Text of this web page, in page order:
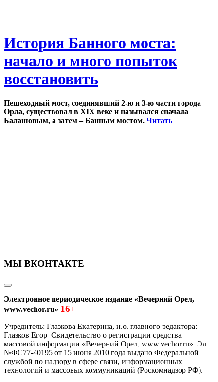
История Банного моста:
начало и много попыток
восстановить
Пешеходный мост, соединявший 2-ю и 3-ю части города
Орла, существовал в XIX веке и назывался сначала
Балашовым, а затем – Банным мостом. Читать
МЫ ВКОНТАКТЕ
Электронное периодическое издание «Вечерний Орел,
www.vechor.ru» 16+
Учредитель: Глазкова Екатерина, и.о. главного редактора:
Глазков Егор Свидетельство о регистрации средства
массовой информации «Вечерний Орел, www.vechor.ru» Эл
№ФС77-40195 от 15 июня 2010 года выдано Федеральной
службой по надзору в сфере связи, информационных
технологий и массовых коммуникаций (Роскомнадзор РФ).